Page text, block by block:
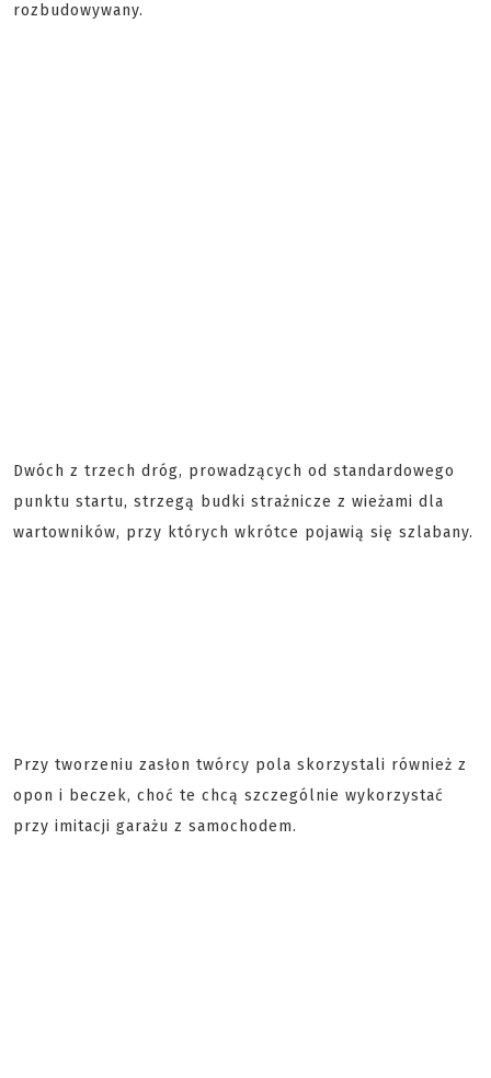
rozbudowywany.
Dwóch z trzech dróg, prowadzących od standardowego
punktu startu, strzegą budki strażnicze z wieżami dla
wartowników, przy których wkrótce pojawią się szlabany.
Przy tworzeniu zasłon twórcy pola skorzystali również z
opon i beczek, choć te chcą szczególnie wykorzystać
przy imitacji garażu z samochodem.